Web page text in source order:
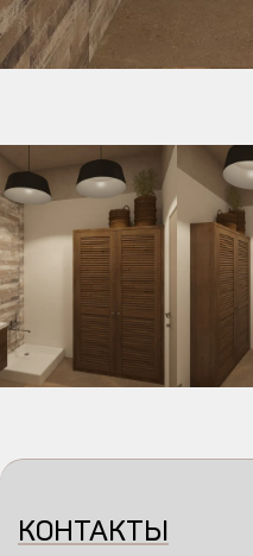
КОНТАКТЫ